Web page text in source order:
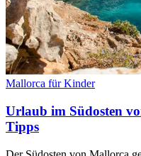
Mallorca für Kinder
Urlaub im Südosten
Tipps